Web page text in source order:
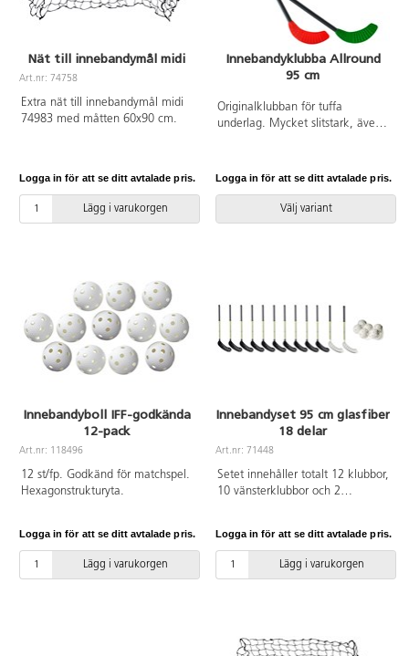
Nät till innebandymål midi
Art.nr: 74758
Extra nät till innebandymål midi
74983 med måtten 60x90 cm.
Logga in för att se ditt avtalade pris.
Lägg i varukorgen
Innebandyklubba Allround
95 cm
Originalklubban för tuffa
underlag. Mycket slitstark, även
Polyetenplast. Vikt 251 g.
Logga in för att se ditt avtalade pris.
Välj variant
Innebandyboll IFF-godkända
12-pack
Art.nr: 118496
12 st/fp. Godkänd för matchspel.
Hexagonstrukturyta.
Logga in för att se ditt avtalade pris.
Lägg i varukorgen
Innebandyset 95 cm glasfiber
18 delar
Art.nr: 71448
Setet innehåller totalt 12 klubbor,
10 vänsterklubbor och 2
glasfiberskaft och modernt blad
av HDPE. Vikt: 265 g.
Logga in för att se ditt avtalade pris.
Lägg i varukorgen